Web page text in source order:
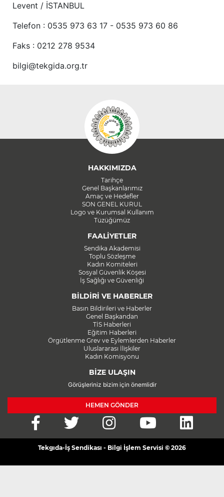
Levent / İSTANBUL
Telefon : 0535 973 63 17 - 0535 973 60 86
Faks : 0212 278 9534
bilgi@tekgida.org.tr
HAKKIMIZDA
Tarihçe
Genel Başkanlarımız
Amaç ve Hedefler
SON GENEL KURUL
Logo ve Kurumsal Kullanım
Tüzüğümüz
FAALİYETLER
Sendika Akademisi
Toplu Sözleşme
Kadın Komiteleri
Sosyal Güvenlik Köşesi
İş Sağlığı ve Güvenliği
BİLDİRİ VE HABERLER
Basın Bildirileri ve Haberler
Genel Başkandan
TİS Haberleri
Eğitim Haberleri
Örgütlenme Grev ve Eylemlerden Haberler
Uluslararası İlişkiler
Kadın Komisyonu
BİZE ULAŞIN
Görüşleriniz bizim için önemlidir
HEMEN GÖNDER
Tekgıda-İş Sendikası - Bilgi İşlem Servisi © 2026